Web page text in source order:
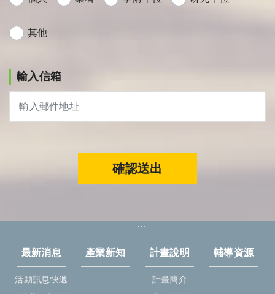
其他
輸入信箱
確認送出
:::
最新消息
活動訊息快遞
產業新知 計畫說明
計畫簡介
輔導資源